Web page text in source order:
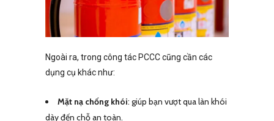
Ngoài ra, trong công tác PCCC cũng cần các
dụng cụ khác như:
Mặt nạ chống khói: giúp bạn vượt qua làn khói
dày đến chỗ an toàn.